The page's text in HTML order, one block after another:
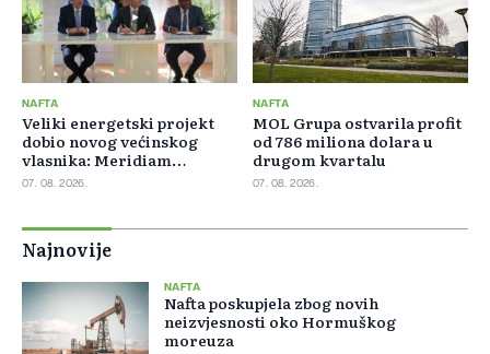
NAFTA
Veliki energetski projekt
dobio novog većinskog
vlasnika: Meridiam
preuzeo 66 posto GSI-ja
07. 08. 2026.
NAFTA
MOL Grupa ostvarila profit
od 786 miliona dolara u
drugom kvartalu
07. 08. 2026.
Najnovije
NAFTA
Nafta poskupjela zbog novih
neizvjesnosti oko Hormuškog
moreuza